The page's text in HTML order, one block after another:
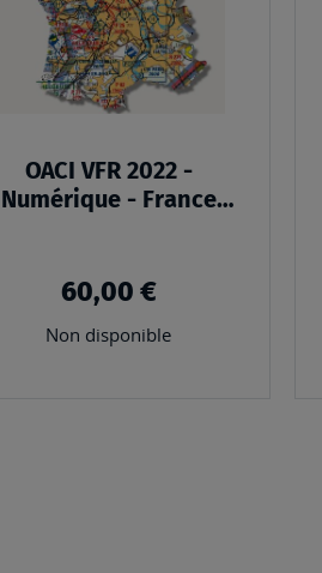
OACI VFR 2022 -
Numérique - France
60,00 €
Non disponible